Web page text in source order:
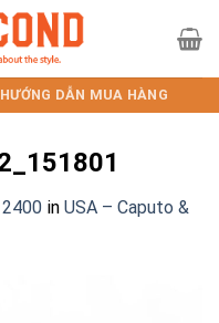
HƯỚNG DẪN MUA HÀNG
in USA – Caputo &